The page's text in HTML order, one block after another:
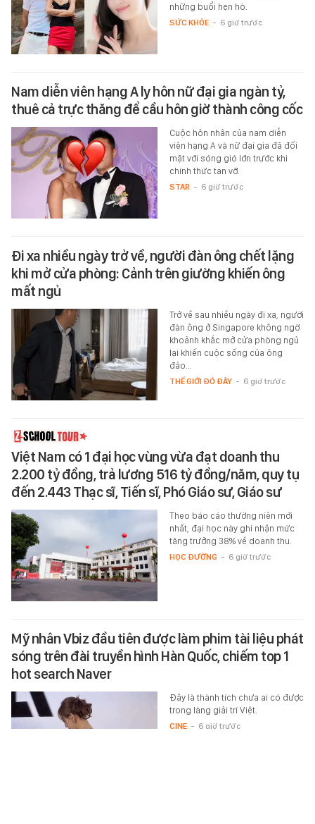
những buổi hẹn hò.
SỨC KHỎE - 6 giờ trước
Nam diễn viên hạng A ly hôn nữ đại gia ngàn tỷ,
thuê cả trực thăng để cầu hôn giờ thành công cốc
Cuộc hôn nhân của nam diễn
viên hạng A và nữ đại gia đã đối
mặt với sóng gió lớn trước khi
chính thức tan vỡ.
STAR - 6 giờ trước
Đi xa nhiều ngày trở về, người đàn ông chết lặng
khi mở cửa phòng: Cảnh trên giường khiến ông
mất ngủ
Trở về sau nhiều ngày đi xa, người
đàn ông ở Singapore không ngờ
khoảnh khắc mở cửa phòng ngủ
lại khiến cuộc sống của ông
đảo…
THẾ GIỚI ĐÓ ĐÂY - 6 giờ trước
Việt Nam có 1 đại học vùng vừa đạt doanh thu
2.200 tỷ đồng, trả lương 516 tỷ đồng/năm, quy tụ
đến 2.443 Thạc sĩ, Tiến sĩ, Phó Giáo sư, Giáo sư
Theo báo cáo thường niên mới
nhất, đại học này ghi nhận mức
tăng trưởng 38% về doanh thu.
HỌC ĐƯỜNG - 6 giờ trước
Mỹ nhân Vbiz đầu tiên được làm phim tài liệu phát
sóng trên đài truyền hình Hàn Quốc, chiếm top 1
hot search Naver
Đây là thành tích chưa ai có được
trong làng giải trí Việt.
CINE - 6 giờ trước